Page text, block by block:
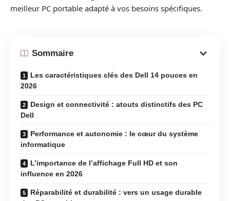
meilleur PC portable adapté à vos besoins spécifiques.
Sommaire
Les caractéristiques clés des Dell 14 pouces en
2026
Design et connectivité : atouts distinctifs des PC
Dell
Performance et autonomie : le cœur du système
informatique
L’importance de l’affichage Full HD et son
influence en 2026
Réparabilité et durabilité : vers un usage durable